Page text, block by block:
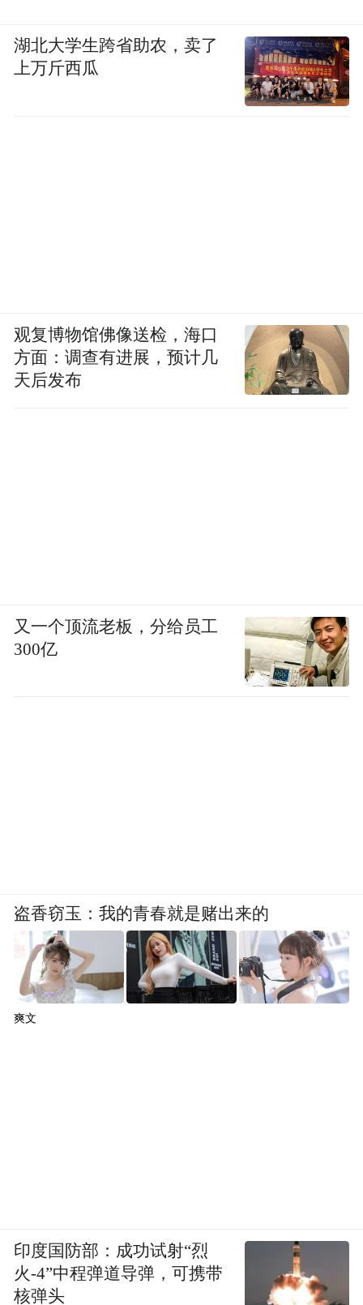
湖北大学生跨省助农，卖了
上万斤西瓜
观复博物馆佛像送检，海口
方面：调查有进展，预计几
天后发布
又一个顶流老板，分给员工
300亿
盗香窃玉：我的青春就是赌出来的
爽文
印度国防部：成功试射“烈
火-4”中程弹道导弹，可携带
核弹头